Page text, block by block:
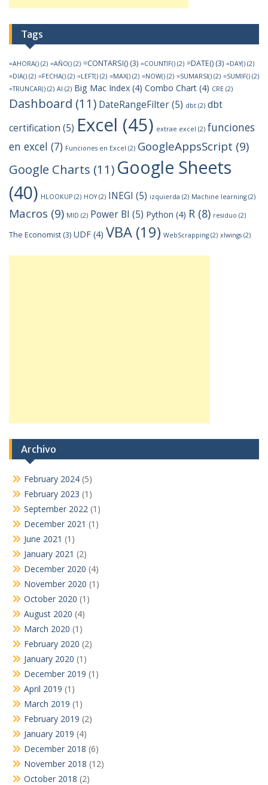
Tags
=AHORA() (2) =AÑO() (2) =CONTARSI() (3) =COUNTIF() (2) =DATE() (3) =DAY() (2)
=DIA() (2) =FECHA() (2) =LEFT() (2) =MAX() (2) =NOW() (2) =SUMARSI() (2) =SUMIF() (2)
=TRUNCAR() (2) AI (2) Big Mac Index (4) Combo Chart (4) CRE (2)
Dashboard (11) DateRangeFilter(5) dbt (2) dbt
certification (5) Excel (45) extrae excel (2) funciones
en excel (7) Funciones en Excel (2) GoogleAppsScript (9)
Google Charts (11) Google Sheets
(40) HLOOKUP (2) HOY(2) INEGI (5) izquierda (2) Machine learning (2)
Macros (9) MID (2) Power BI (5) Python (4) R (8) residuo (2)
The Economist (3) UDF (4) VBA (19) WebScrapping (2) xlwings (2)
Archivo
February 2024 (5)
February 2023 (1)
September 2022 (1)
December 2021 (1)
June 2021 (1)
January 2021 (2)
December 2020 (4)
November 2020 (1)
October 2020 (1)
August 2020 (4)
March 2020 (1)
February 2020 (2)
January 2020 (1)
December 2019 (1)
April 2019 (1)
March 2019 (1)
February 2019 (2)
January 2019 (4)
December 2018 (6)
November 2018 (12)
October 2018 (2)